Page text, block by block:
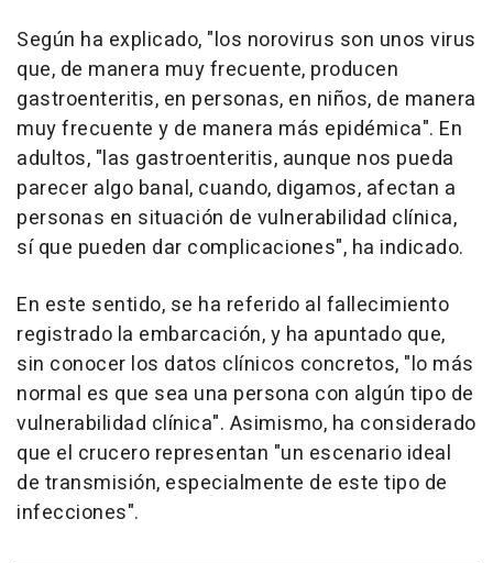
Según ha explicado, "los norovirus son unos virus
que, de manera muy frecuente, producen
gastroenteritis, en personas, en niños, de manera
muy frecuente y de manera más epidémica". En
adultos, "las gastroenteritis, aunque nos pueda
parecer algo banal, cuando, digamos, afectan a
personas en situación de vulnerabilidad clínica,
sí que pueden dar complicaciones", ha indicado.
En este sentido, se ha referido al fallecimiento
registrado la embarcación, y ha apuntado que,
sin conocer los datos clínicos concretos, "lo más
normal es que sea una persona con algún tipo de
vulnerabilidad clínica". Asimismo, ha considerado
que el crucero representan "un escenario ideal
de transmisión, especialmente de este tipo de
infecciones".